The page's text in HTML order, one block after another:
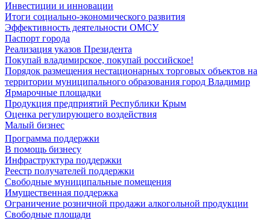
Инвестиции и инновации
Итоги социально-экономического развития
Эффективность деятельности ОМСУ
Паспорт города
Реализация указов Президента
Покупай владимирское, покупай российское!
Порядок размещения нестационарных торговых объектов на
территории муниципального образования город Владимир
Ярмарочные площадки
Продукция предприятий Республики Крым
Оценка регулирующего воздействия
Малый бизнес
Программа поддержки
В помощь бизнесу
Инфраструктура поддержки
Реестр получателей поддержки
Свободные муниципальные помещения
Имущественная поддержка
Ограничение розничной продажи алкогольной продукции
Свободные площади